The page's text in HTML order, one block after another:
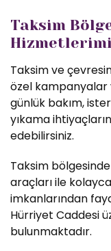
Taksim
Taksim ve
özel kampanyalar
günlük bakım,
yıkama
edebilirsiniz.
Taksim
araçları ile
imkanlarından
Hürriyet Caddesi
bulunmaktadır.